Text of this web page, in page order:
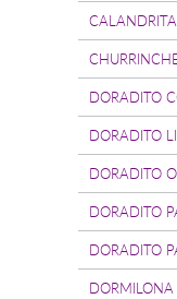
CALANDRITA
DORADITO
DORADITO
DORADITO
DORADITO
DORADITO